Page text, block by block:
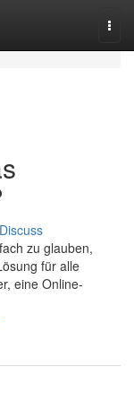
Discuss
zu glauben,
für alle
eine Online-